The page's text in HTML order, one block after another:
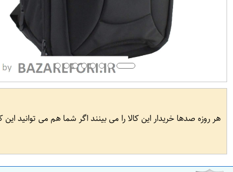
هر روزه صدها خریدار این کالا را می بینند اگر شما هم می توانید این